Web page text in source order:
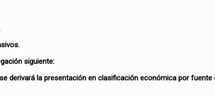
siguiente:
derivará la presentación en clasificación económica por